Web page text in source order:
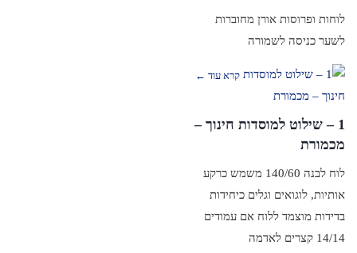
לוחות ופרוסות אורן מחוברות
לשער כניסה לשמורה
קרא עוד ←
1 – שילוט למוסדות חינוך –
מכמורת
לוח לבנה 140/60 משמש כרקע
אותיות, לוגואים וגלים כיחידות
בדידות מוצמד ללוח אם עמודים
14/14 קצרים לאדמה